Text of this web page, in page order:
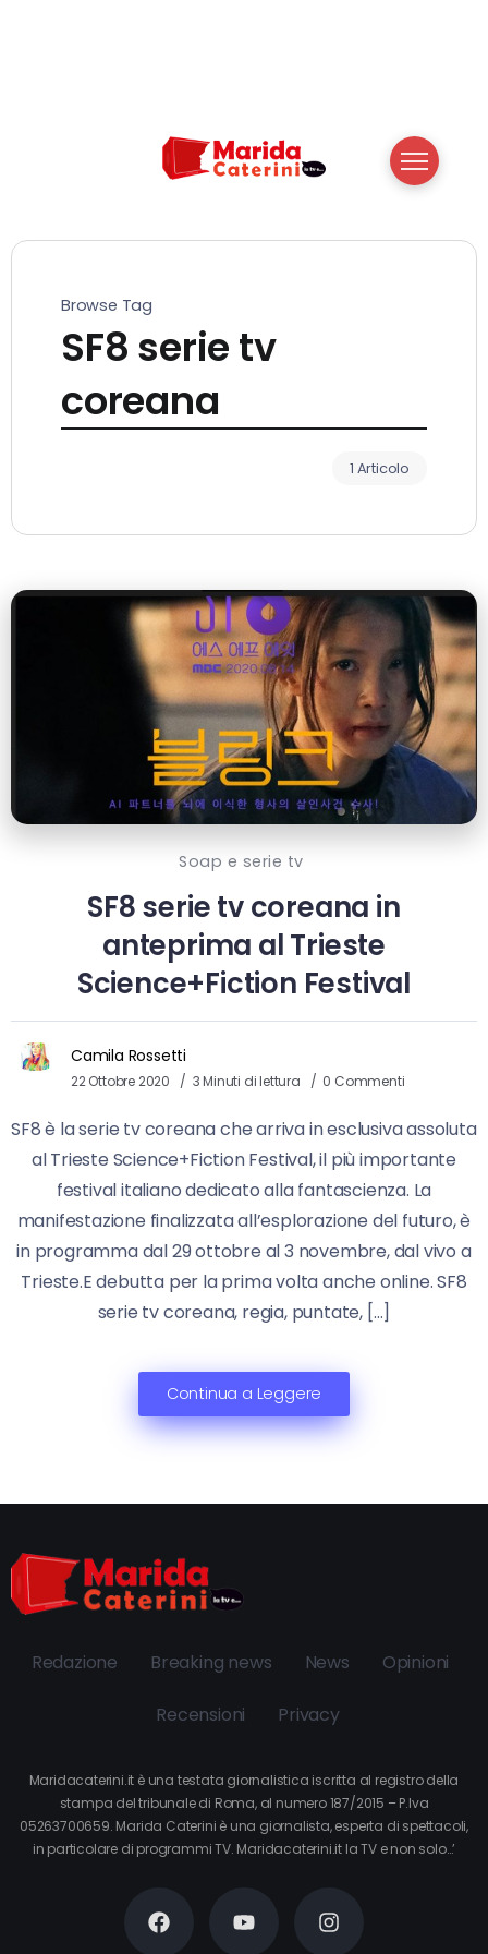
Browse Tag
SF8 serie tv
coreana
1 Articolo
Soap e serie tv
SF8 serie tv coreana in
anteprima al Trieste
Science+Fiction Festival
Camila Rossetti
22 Ottobre 2020 3 Minuti di lettura 0 Commenti
SF8 è la serie tv coreana che arriva in esclusiva assoluta
al Trieste Science+Fiction Festival, il più importante
festival italiano dedicato alla fantascienza. La
manifestazione finalizzata all’esplorazione del futuro, è
in programma dal 29 ottobre al 3 novembre, dal vivo a
Trieste.E debutta per la prima volta anche online. SF8
serie tv coreana, regia, puntate, […]
Continua a Leggere
Redazione Breaking news News Opinioni
Recensioni Privacy
Maridacaterini.it è una testata giornalistica iscritta al registro della
stampa del tribunale di Roma, al numero 187/2015 – P.Iva
05263700659. Marida Caterini è una giornalista, esperta di spettacoli,
in particolare di programmi TV. Maridacaterini.it la TV e non solo…’